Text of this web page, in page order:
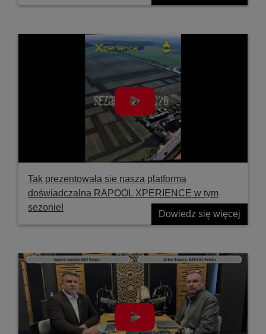
Tak prezentowała sie nasza platforma
doświadczalna RAPOOL XPERIENCE w tym
sezonie!
Dowiedz się więcej